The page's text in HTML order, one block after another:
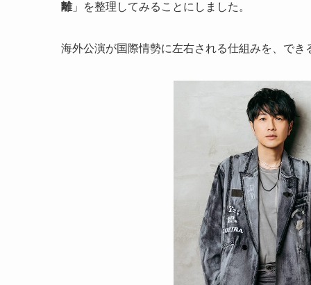
離」を整理してみることにしました。
海外公演が国際情勢に左右される仕組みを、で